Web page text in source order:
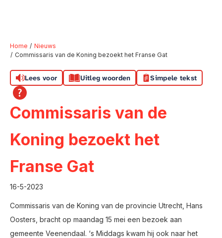
Naar hoofdinhoud
Naar hoofdnavigatiemenu
Naar zoeken
Home
Nieuws
Commissaris van de Koning bezoekt het Franse Gat
Lees voor Uitleg woorden Simpele tekst
Commissaris van de
Koning bezoekt het
Franse Gat
16-5-2023
Commissaris van de Koning van de provincie Utrecht, Hans
Oosters, bracht op maandag 15 mei een bezoek aan
gemeente Veenendaal. ‘s Middags kwam hij ook naar het